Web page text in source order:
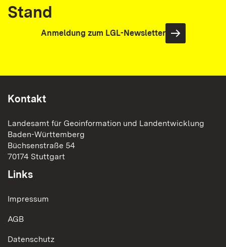
Stand
Anmeldung zum LGL-Newsletter
Kontakt
Landesamt für Geoinformation und Landentwicklung
Baden-Württemberg
Büchsenstraße 54
70174 Stuttgart
Links
Impressum
AGB
Datenschutz